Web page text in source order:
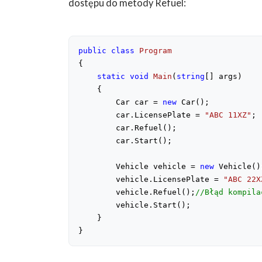
dostępu do metody Refuel:
public class
Program
{
static void Main ( string [] args )
{
        Car car =
new Car();
        car.LicensePlate =
"ABC 11XZ" ;
        car.Refuel();
        car.Start();
        Vehicle vehicle =
new
        vehicle.LicensePlate =
"ABC
        vehicle.Refuel();
//Błąd
        vehicle.Start();
    }
}